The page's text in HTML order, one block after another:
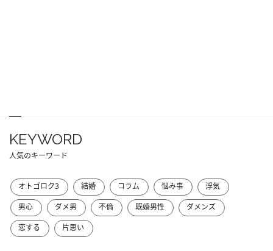
KEYWORD
人気のキーワード
オトゴロク3 結婚 コラム 悩み事
浮気
男心
ダメ男 不倫 既婚男性
ダメンズ
恋する
片思い